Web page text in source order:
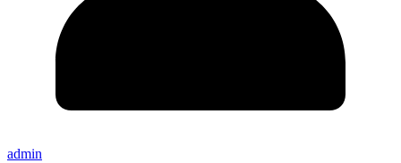
admin